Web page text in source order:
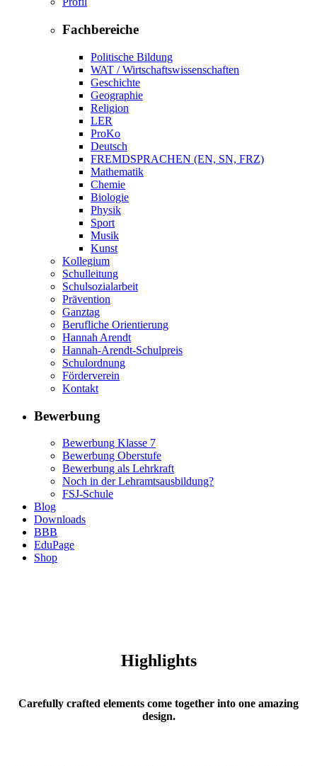
Fachbereiche
Politische Bildung
WAT / Wirtschaftswissenschaften
Geschichte
Geographie
Religion
LER
ProKo
Deutsch
FREMDSPRACHEN (EN, SN, FRZ)
Mathematik
Chemie
Biologie
Physik
Sport
Musik
Kunst
Kollegium
Schulleitung
Schulsozialarbeit
Prävention
Ganztag
Berufliche Orientierung
Hannah Arendt
Hannah-Arendt-Schulpreis
Schulordnung
Förderverein
Kontakt
Bewerbung
Bewerbung Klasse 7
Bewerbung Oberstufe
Bewerbung als Lehrkraft
Noch in der Lehramtsausbildung?
FSJ-Schule
Blog
Downloads
BBB
EduPage
Shop
Highlights
Carefully crafted elements come together into one amazing
design.